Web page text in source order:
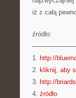
iż z całą
źródło:
1. http://
2. kliknij, aby
3. http://
4. źródło